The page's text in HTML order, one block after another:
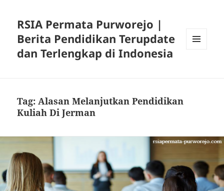
RSIA Permata Purworejo |
Berita Pendidikan Terupdate
dan Terlengkap di Indonesia
Tag:Alasan Melanjutkan Pendidikan
Kuliah Di Jerman